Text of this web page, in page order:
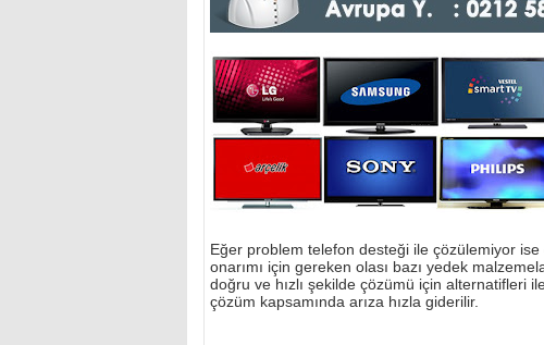
Eğer problem telefon desteği ile çözülemiyor ise
onarımı için gereken olası bazı yedek
doğru ve hızlı şekilde çözümü için alternatifleri
çözüm kapsamında arıza hızla giderilir.